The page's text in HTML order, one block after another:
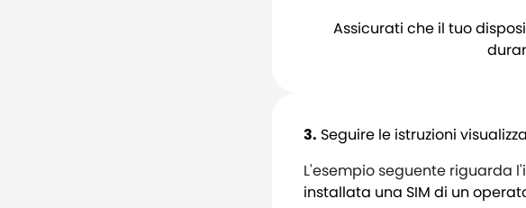
Assicurati che il tuo
3. Seguire le istruzioni
L'esempio seguente riguarda
installata una SIM di un